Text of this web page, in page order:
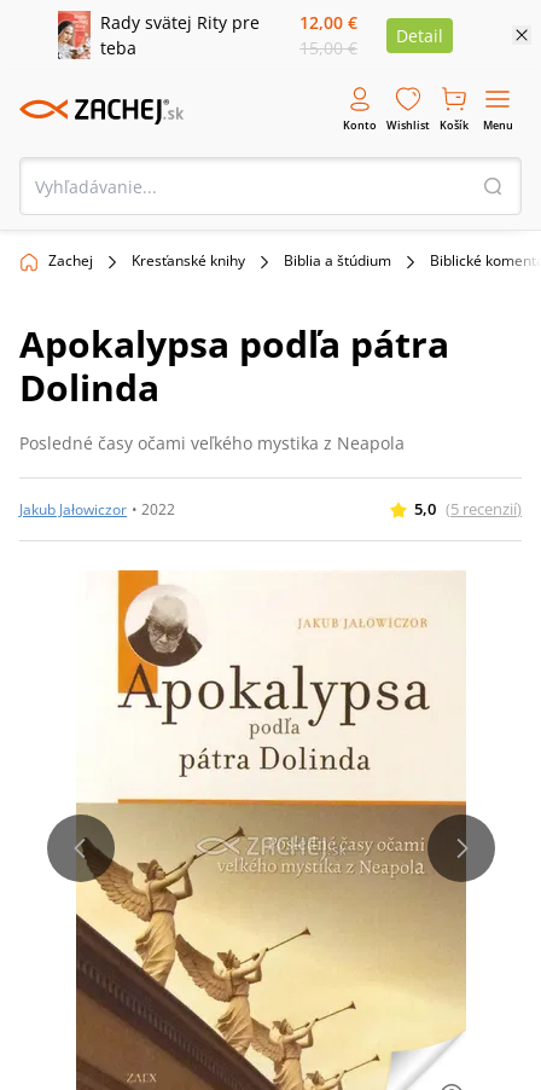
Rady svätej Rity pre
teba
12,00 €
15,00 €
Detail
Konto Wishlist Košík Menu
Zachej Kresťanské knihy Biblia a štúdium Biblické
Apokalypsa podľa pátra
Dolinda
Posledné časy očami veľkého mystika z Neapola
Jakub Jałowiczor • 2022 5,0 (5 recenzií)